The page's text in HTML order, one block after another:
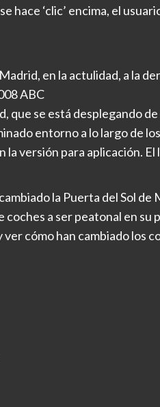
se hace ‘clic’ encima, el
en la actulidad, a la
ABC
que se está desplegando
entorno a lo largo de
la versión para aplicación. El l
la Puerta del Sol de
coches a ser peatonal en
cómo han cambiado los